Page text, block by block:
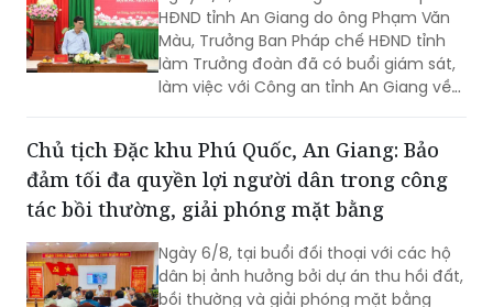
HĐND tỉnh An Giang do ông Phạm Văn
Màu, Trưởng Ban Pháp chế HĐND tỉnh
làm Trưởng đoàn đã có buổi giám sát,
làm việc với Công an tỉnh An Giang về
Công an, nhằm đánh giá kết quả thực
hiện, kịp thời ghi nhận những khó khăn,
vướng mắc và đề xuất các giải pháp
nâng cao chất lượng phục vụ Nhân
dân, cơ quan, tổ chức. Tiếp và làm việc
với đoàn có Đại tá Huỳnh Thanh Lâm,
Phó Giám đốc Công an tỉnh; cùng đại
Chủ tịch Đặc khu Phú Quốc, An Giang: Bảo
đảm tối đa quyền lợi người dân trong công
tác bồi thường, giải phóng mặt bằng
Ngày 6/8, tại buổi đối thoại với các hộ
dân bị ảnh hưởng bởi dự án thu hồi đất,
bồi thường và giải phóng mặt bằng